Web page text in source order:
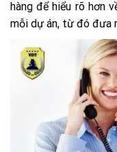
hàng để hiểu rõ hơn
mỗi dự án, từ đó đưa